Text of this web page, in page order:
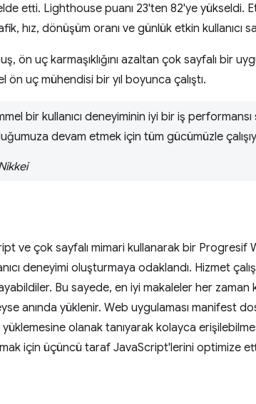
etti. Lighthouse puanı 23'ten 82'ye yükseldi.
hız, dönüşüm oranı ve günlük etkin kullanıcı
ön uç karmaşıklığını azaltan çok sayfalı bir
uç mühendisi bir yıl boyunca çalıştı.
bir kullanıcı deneyiminin iyi bir iş performansı
devam etmek için tüm gücümüzle
ve çok sayfalı mimari kullanarak bir Progresif
deneyimi oluşturmaya odaklandı. Hizmet
Bu sayede, en iyi makaleler her zaman
anında yüklenir. Web uygulaması manifest
yüklemesine olanak tanıyarak kolayca
için üçüncü taraf JavaScript'lerini optimize